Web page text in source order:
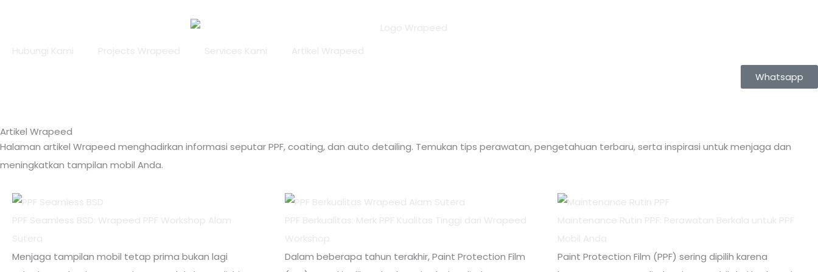
kontenHubungi Kami Projects Wrapeed Services Kami Artikel Wrapeed
Whatsapp
Artikel Wrapeed
Halaman artikel Wrapeed menghadirkan informasi seputar PPF, coating, dan auto detailing. Temukan tips perawatan, pengetahuan terbaru, serta inspirasi untuk menjaga dan
meningkatkan tampilan mobil Anda.
PPF Seamless BSD: Wrapeed PPF Workshop Alam
Sutera
Menjaga tampilan mobil tetap prima bukan lagi
PPF Berkualitas: Merk PPF Kualitas Tinggi dari Wrapeed
Workshop
Dalam beberapa tahun terakhir, Paint Protection Film
Maintenance Rutin PPF: Perawatan Berkala untuk PPF
Mobil Anda
Paint Protection Film (PPF) sering dipilih karena